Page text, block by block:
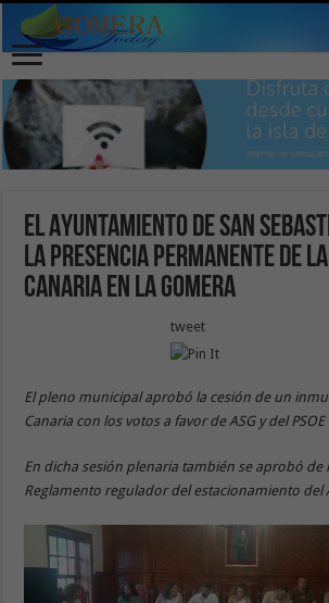
El Ayuntamiento de San
la presencia permanente de
Canaria en La Gomera
tweet
El pleno municipal aprobó la cesión de un
Canaria con los votos a favor de ASG y del PSOE
En dicha sesión plenaria también se aprobó de
Reglamento regulador del estacionamiento